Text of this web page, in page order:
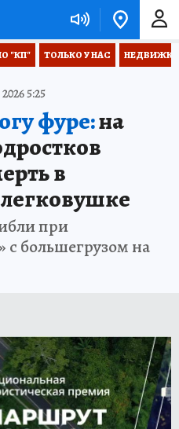
"КП" ТОЛЬКО У НАС НЕДВИЖКА
5:25
фуре:на
в
при
с большегрузом на